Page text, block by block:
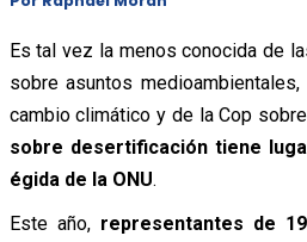
Es tal vez la menos conocida de
sobre asuntos
cambio climático y de la Cop
sobre desertificación tiene
égida de la ONU.
Este año, representantes de